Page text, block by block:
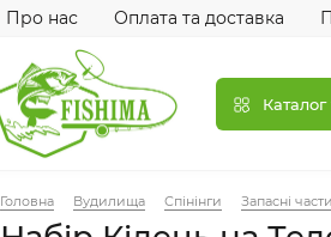
Про нас Оплата та доставка
Каталог
Головна Вудилища Спінінги Запасні